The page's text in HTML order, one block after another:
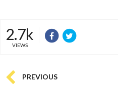
2.7k
VIEWS
PREVIOUS